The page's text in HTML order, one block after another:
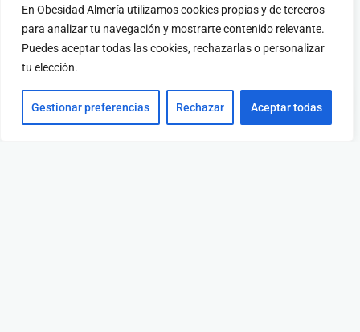
En Obesidad Almería utilizamos cookies propias y de terceros
para analizar tu navegación y mostrarte contenido relevante.
Puedes aceptar todas las cookies, rechazarlas o personalizar
tu elección.
Gestionar preferencias Rechazar Aceptar todas